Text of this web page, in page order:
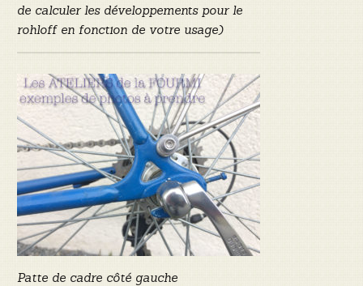
de calculer les développements pour le
rohloff en fonction de votre usage)
Patte de cadre côté gauche